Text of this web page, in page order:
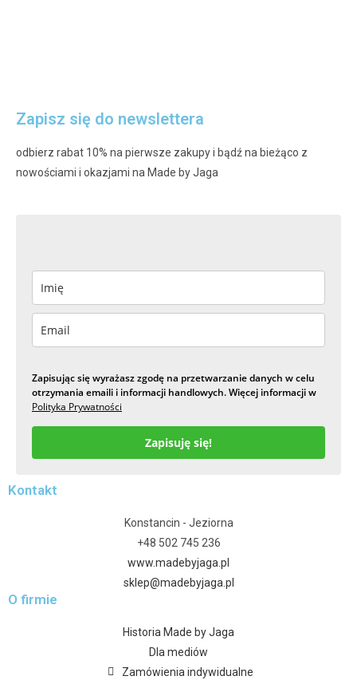
Zapisz się do newslettera
odbierz rabat 10% na pierwsze zakupy i bądź na bieżąco z
nowościami i okazjami na Made by Jaga
Zapisując się wyrażasz zgodę na przetwarzanie danych w celu
otrzymania emaili i informacji handlowych. Więcej informacji w
Polityka Prywatności
Zapisuję się!
Kontakt
Konstancin - Jeziorna
+48 502 745 236
www.madebyjaga.pl
sklep@madebyjaga.pl
O firmie
Historia Made by Jaga
Dla mediów
Zamówienia indywidualne